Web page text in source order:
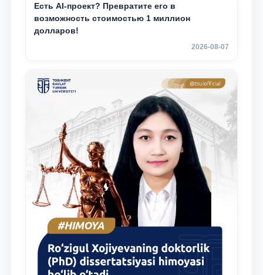
Есть AI-проект? Превратите его в
возможность стоимостью 1 миллион
долларов!
2026-08-07